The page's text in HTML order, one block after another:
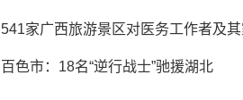
541家广西旅游景区对医务工作者及
百色市：18名“逆行战士”驰援湖北